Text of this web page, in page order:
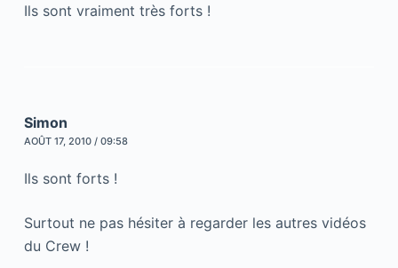
Ils sont vraiment très forts !
Simon
AOÛT 17, 2010 / 09:58
Ils sont forts !
Surtout ne pas hésiter à regarder les autres vidéos
du Crew !